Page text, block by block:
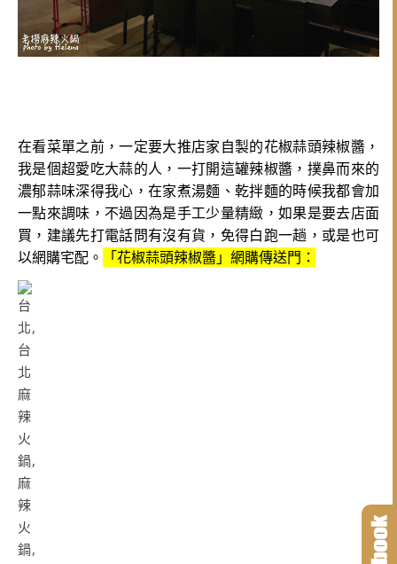
在看菜單之前，一定要大推店家自製的花椒蒜頭辣椒醬，
我是個超愛吃大蒜的人，一打開這罐辣椒醬，撲鼻而來的
濃郁蒜味深得我心，在家煮湯麵、乾拌麵的時候我都會加
一點來調味，不過因為是手工少量精緻，如果是要去店面
買，建議先打電話問有沒有貨，免得白跑一趟，或是也可
以網購宅配。
「花椒蒜頭辣椒醬」網購傳送門：